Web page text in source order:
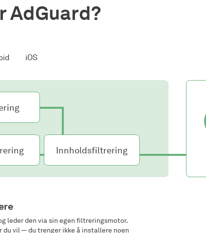
AdGuard?
iOS
Innholdsfiltrering
leder den via sin egen filtreringsmotor.
vil — du trenger ikke å installere noen